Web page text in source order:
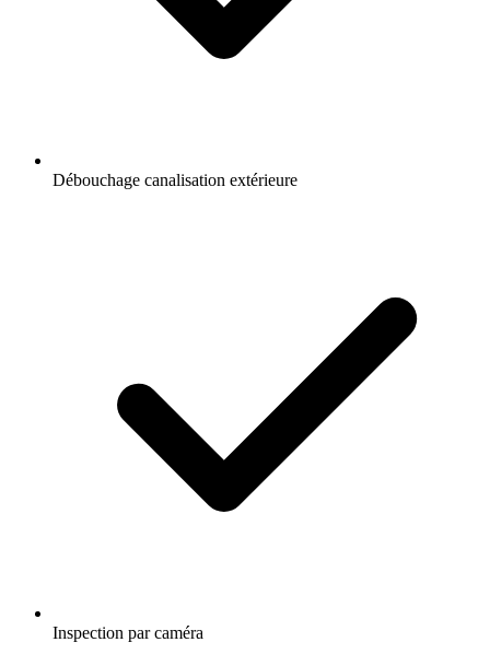
Débouchage canalisation extérieure
Inspection par caméra